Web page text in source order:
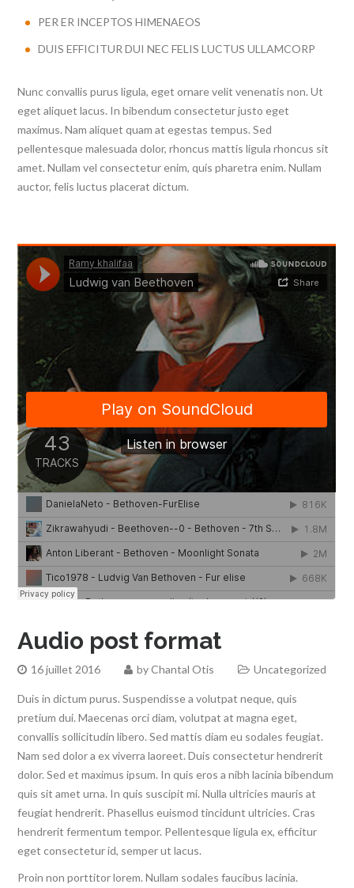
PER ER INCEPTOS HIMENAEOS
DUIS EFFICITUR DUI NEC FELIS LUCTUS ULLAMCORP
Nunc convallis purus ligula, eget ornare velit venenatis non. Ut
eget aliquet lacus. In bibendum consectetur justo eget
maximus. Nam aliquet quam at egestas tempus. Sed
pellentesque malesuada dolor, rhoncus mattis ligula rhoncus sit
amet. Nullam vel consectetur enim, quis pharetra enim. Nullam
auctor, felis luctus placerat dictum.
Audio post format
16 juillet 2016 byChantal Otis Uncategorized
Duis in dictum purus. Suspendisse a volutpat neque, quis
pretium dui. Maecenas orci diam, volutpat at magna eget,
convallis sollicitudin libero. Sed mattis diam eu sodales feugiat.
Nam sed dolor a ex viverra laoreet. Duis consectetur hendrerit
dolor. Sed et maximus ipsum. In quis eros a nibh lacinia bibendum
quis sit amet urna. In quis suscipit mi. Nulla ultricies mauris at
feugiat hendrerit. Phasellus euismod tincidunt ultricies. Cras
hendrerit fermentum tempor. Pellentesque ligula ex, efficitur
eget consectetur id, semper ut lacus.
Proin non porttitor lorem. Nullam sodales faucibus lacinia.